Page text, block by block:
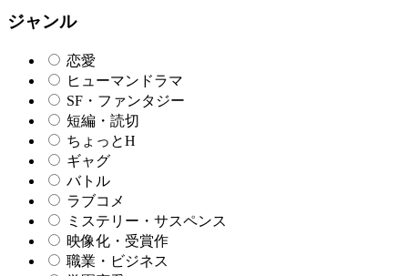
ジャンル
恋愛
ヒューマンドラマ
SF・ファンタジー
短編・読切
ちょっとH
ギャグ
バトル
ラブコメ
ミステリー・サスペンス
映像化・受賞作
職業・ビジネス